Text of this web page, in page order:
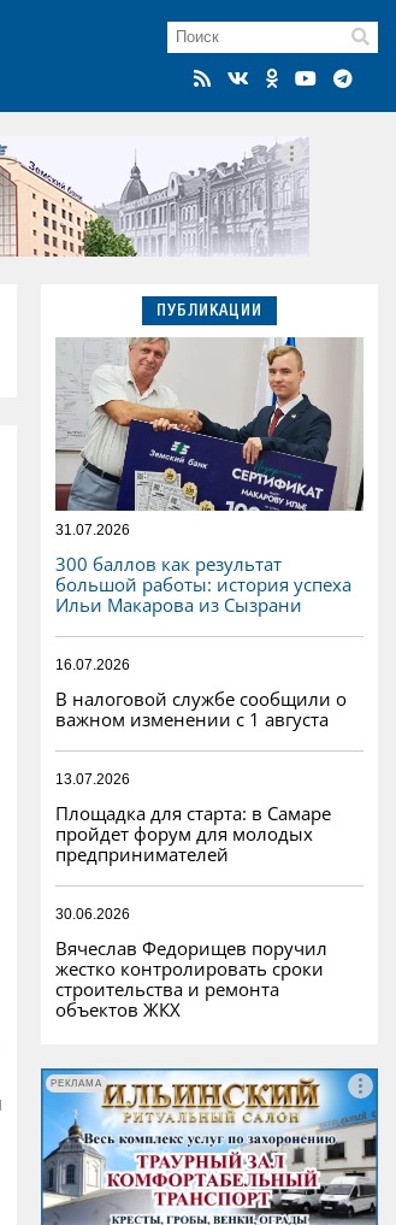
ПУБЛИКАЦИИ
31.07.2026
300 баллов как результат
большой работы: история успеха
Ильи Макарова из Сызрани
16.07.2026
В налоговой службе сообщили о
важном изменении с 1 августа
13.07.2026
Площадка для старта: в Самаре
пройдет форум для молодых
предпринимателей
30.06.2026
Вячеслав Федорищев поручил
жестко контролировать сроки
строительства и ремонта
объектов ЖКХ
РЕКЛАМА